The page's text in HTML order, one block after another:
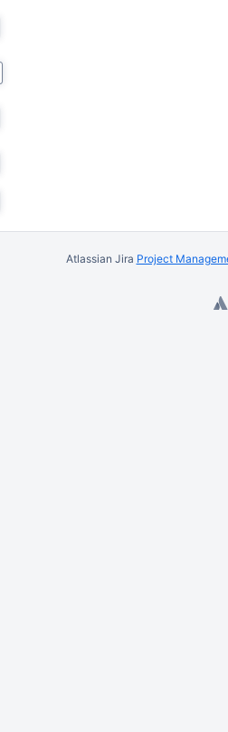
Atlassian Jira Project